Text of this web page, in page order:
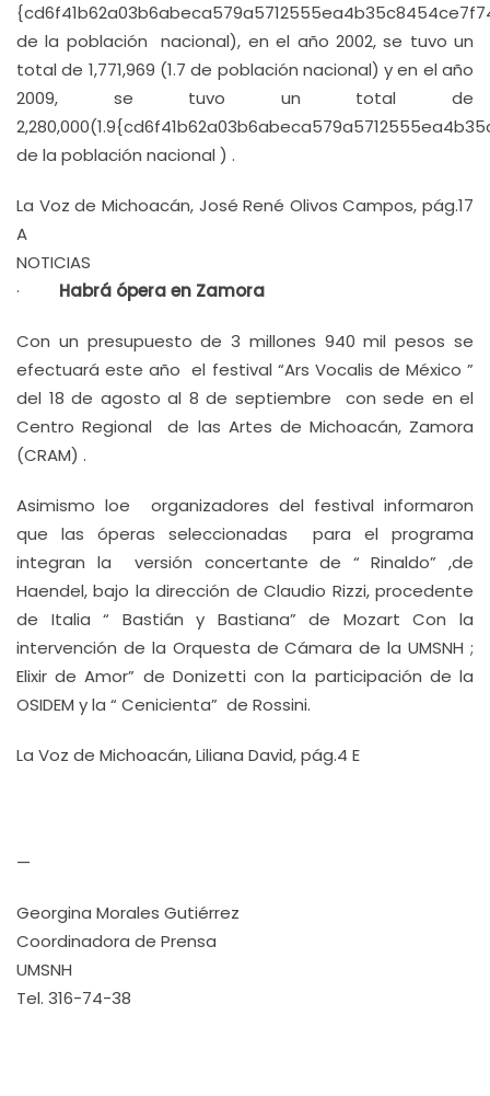
de la población nacional), en el año 2002, se tuvo un
total de 1,771,969 (1.7 de población nacional) y en el año
2009, se tuvo un total de
de la población nacional ) .
La Voz de Michoacán, José René Olivos Campos, pág.17
A
NOTICIAS
· Habrá ópera en Zamora
Con un presupuesto de 3 millones 940 mil pesos se
efectuará este año el festival “Ars Vocalis de México ”
del 18 de agosto al 8 de septiembre con sede en el
Centro Regional de las Artes de Michoacán, Zamora
(CRAM) .
Asimismo loe organizadores del festival informaron
que las óperas seleccionadas para el programa
integran la versión concertante de “ Rinaldo” ,de
Haendel, bajo la dirección de Claudio Rizzi, procedente
de Italia “ Bastián y Bastiana” de Mozart Con la
intervención de la Orquesta de Cámara de la UMSNH ;
Elixir de Amor” de Donizetti con la participación de la
OSIDEM y la “ Cenicienta” de Rossini.
La Voz de Michoacán, Liliana David, pág.4 E
—
Georgina Morales Gutiérrez
Coordinadora de Prensa
UMSNH
Tel. 316-74-38